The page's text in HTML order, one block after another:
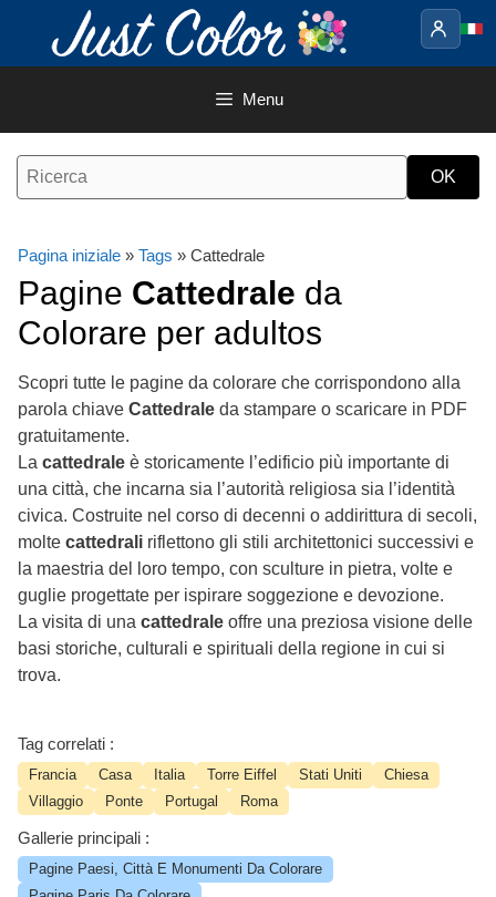
contenuto
Menu
Pagina iniziale » Tags » Cattedrale
Pagine Cattedrale da
Colorare per adultos
Scopri tutte le pagine da colorare che corrispondono alla
parola chiave Cattedrale da stampare o scaricare in PDF
gratuitamente.
La cattedrale è storicamente l’edificio più importante di
una città, che incarna sia l’autorità religiosa sia l’identità
civica. Costruite nel corso di decenni o addirittura di secoli,
molte cattedrali riflettono gli stili architettonici successivi e
la maestria del loro tempo, con sculture in pietra, volte e
guglie progettate per ispirare soggezione e devozione.
La visita di una cattedrale offre una preziosa visione delle
basi storiche, culturali e spirituali della regione in cui si
trova.
Tag correlati :
Francia Casa Italia Torre Eiffel Stati Uniti
Chiesa
Villaggio
Ponte Portugal Roma
Gallerie principali :
Pagine Paesi, Città E Monumenti Da Colorare